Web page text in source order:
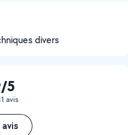
divers
5
avis
avis